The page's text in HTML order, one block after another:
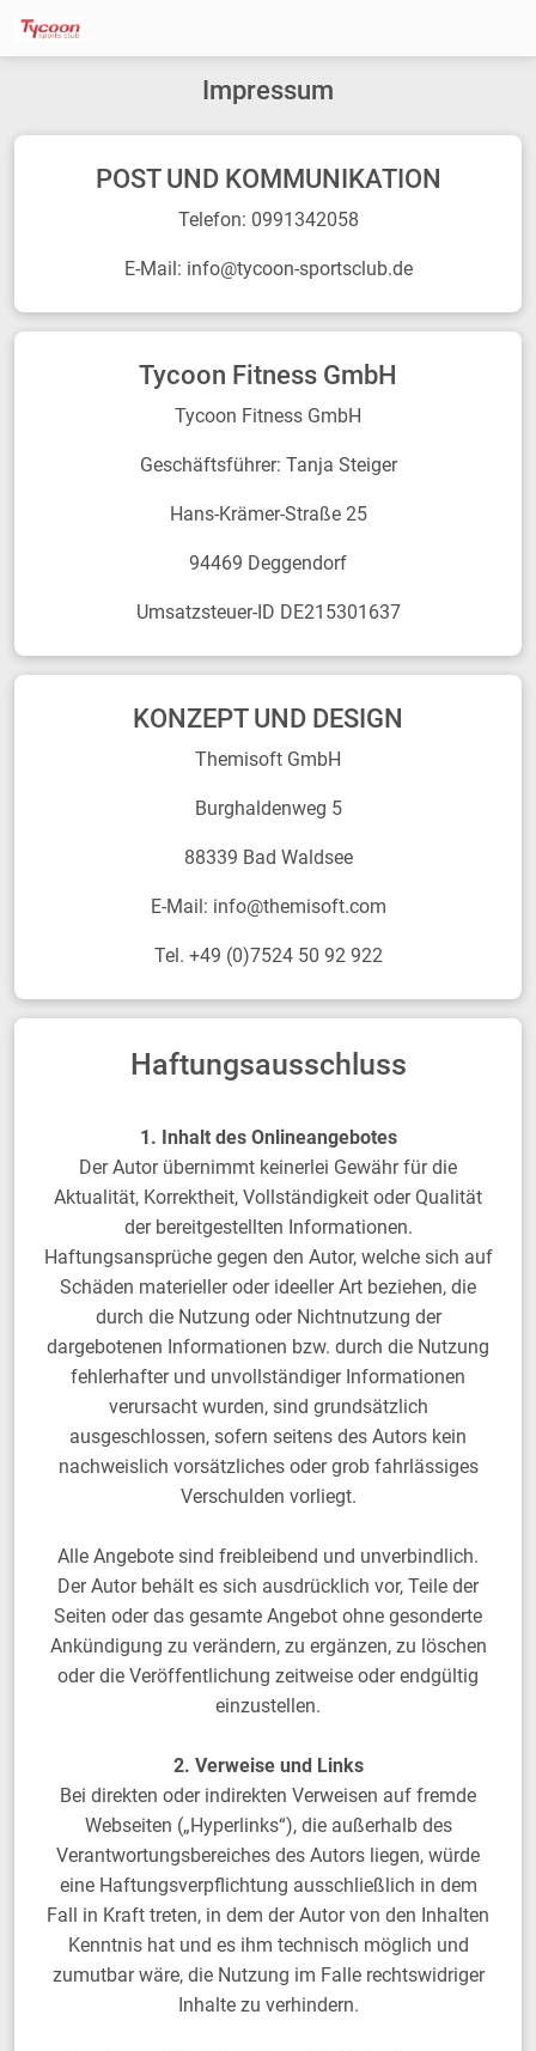
Impressum
POST UND KOMMUNIKATION
Telefon: 0991342058
E-Mail: info@tycoon-sportsclub.de
Tycoon Fitness GmbH
Tycoon Fitness GmbH
Geschäftsführer: Tanja Steiger
Hans-Krämer-Straße 25
94469 Deggendorf
Umsatzsteuer-ID DE215301637
KONZEPT UND DESIGN
Themisoft GmbH
Burghaldenweg 5
88339 Bad Waldsee
E-Mail: info@themisoft.com
Tel. +49 (0)7524 50 92 922
Haftungsausschluss
1. Inhalt des Onlineangebotes
Der Autor übernimmt keinerlei Gewähr für die
Aktualität, Korrektheit, Vollständigkeit oder Qualität
der bereitgestellten Informationen.
Haftungsansprüche gegen den Autor, welche sich auf
Schäden materieller oder ideeller Art beziehen, die
durch die Nutzung oder Nichtnutzung der
dargebotenen Informationen bzw. durch die Nutzung
fehlerhafter und unvollständiger Informationen
verursacht wurden, sind grundsätzlich
ausgeschlossen, sofern seitens des Autors kein
nachweislich vorsätzliches oder grob fahrlässiges
Verschulden vorliegt.
Alle Angebote sind freibleibend und unverbindlich.
Der Autor behält es sich ausdrücklich vor, Teile der
Seiten oder das gesamte Angebot ohne gesonderte
Ankündigung zu verändern, zu ergänzen, zu löschen
oder die Veröffentlichung zeitweise oder endgültig
einzustellen.
2. Verweise und Links
Bei direkten oder indirekten Verweisen auf fremde
Webseiten („Hyperlinks“), die außerhalb des
Verantwortungsbereiches des Autors liegen, würde
eine Haftungsverpflichtung ausschließlich in dem
Fall in Kraft treten, in dem der Autor von den Inhalten
Kenntnis hat und es ihm technisch möglich und
zumutbar wäre, die Nutzung im Falle rechtswidriger
Inhalte zu verhindern.